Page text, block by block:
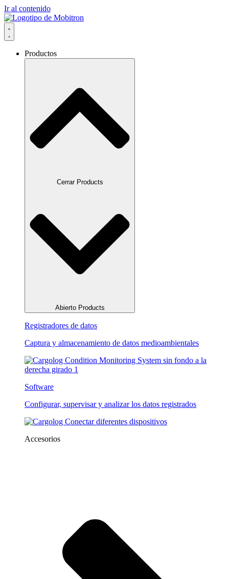
Ir al contenido
Productos
Cerrar Products
Abierto Products
Registradores de datos
Captura y almacenamiento de datos medioambientales
Software
Configurar, supervisar y analizar los datos registrados
Accesorios